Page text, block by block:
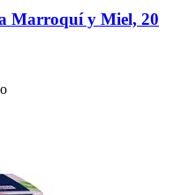
Marroquí y Miel, 20